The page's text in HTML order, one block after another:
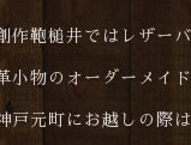
作鞄槌井ではレザー
小物のオーダーメイ
戸元町にお越しの際